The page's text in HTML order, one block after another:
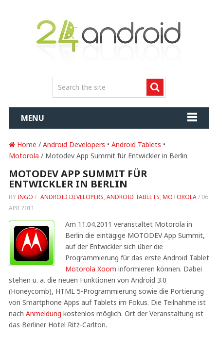
MENU
Home / Android Developers • Android Tablets •
Motorola / Motodev App Summit für Entwickler in Berlin
MOTODEV APP SUMMIT FÜR
ENTWICKLER IN BERLIN
BY INGO / ANDROID DEVELOPERS, ANDROID TABLETS, MOTOROLA/ 06
APR 2011
Am 11.04.2011 veranstaltet Motorola in
Berlin die eintägige MOTODEV App Summit,
auf der Entwickler sich über die
Programmierung für das erste Android Tablet
Motorola Xoom informieren können. Dabei
stehen u. a. die neuen Funktionen von Android 3.0
(Honeycomb), HTML 5-Programmierung sowie die Portierung
von Smartphone Apps auf Tablets im Fokus. Die Teilnahme ist
nach Anmeldung kostenlos möglich. Ort der Veranstaltung ist
das Berliner Hotel Ritz-Carlton.